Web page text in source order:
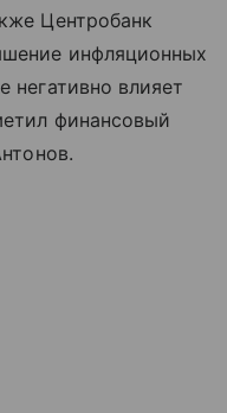
Центробанк
инфляционных
негативно влияет
финансовый